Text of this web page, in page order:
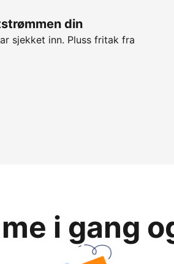
din
sjekket inn. Pluss fritak fra
i gang